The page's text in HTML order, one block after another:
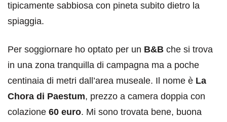
tipicamente sabbiosa con pineta subito dietro la
spiaggia.
Per soggiornare ho optato per un B&B che si trova
in una zona tranquilla di campagna ma a poche
centinaia di metri dall’area museale. Il nome è La
Chora di Paestum, prezzo a camera doppia con
colazione 60 euro. Mi sono trovata bene, buona